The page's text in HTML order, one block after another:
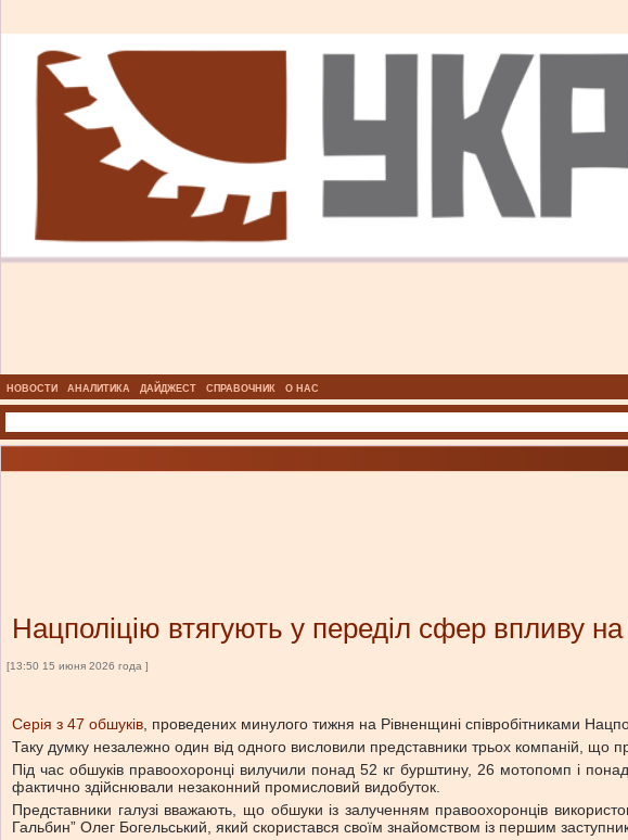
НОВОСТИ АНАЛИТИКА ДАЙДЖЕСТ СПРАВОЧНИК О НАС
Нацполіцію втягують у переділ сфер впливу
[13:50 15 июня 2026 года ]
Серія з 47 обшуків , проведених минулого тижня на Рівненщині співробітниками
Таку думку незалежно один від одного висловили представники трьох компаній, що
Під час обшуків правоохоронці вилучили понад 52 кг бурштину, 26 мотопомп і
фактично здійснювали незаконний промисловий видобуток.
Представники галузі вважають, що обшуки із залученням правоохоронців
Гальбин” Олег Богельський, який скористався своїм знайомством із першим